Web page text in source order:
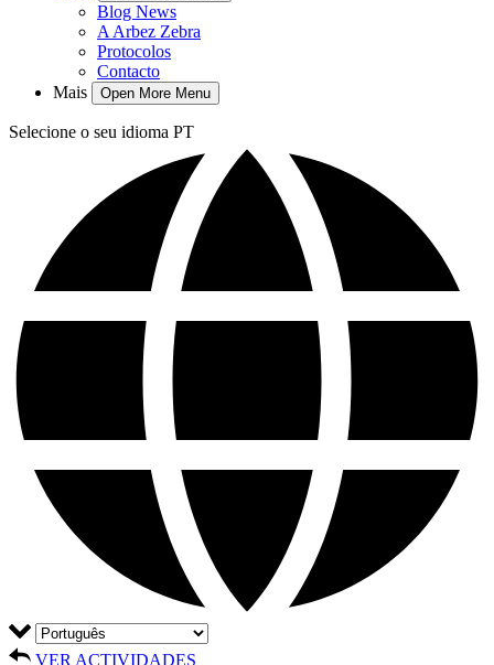
Blog News
A Arbez Zebra
Protocolos
Contacto
Mais
Open More Menu
Selecione o seu idioma PT
VER ACTIVIDADES